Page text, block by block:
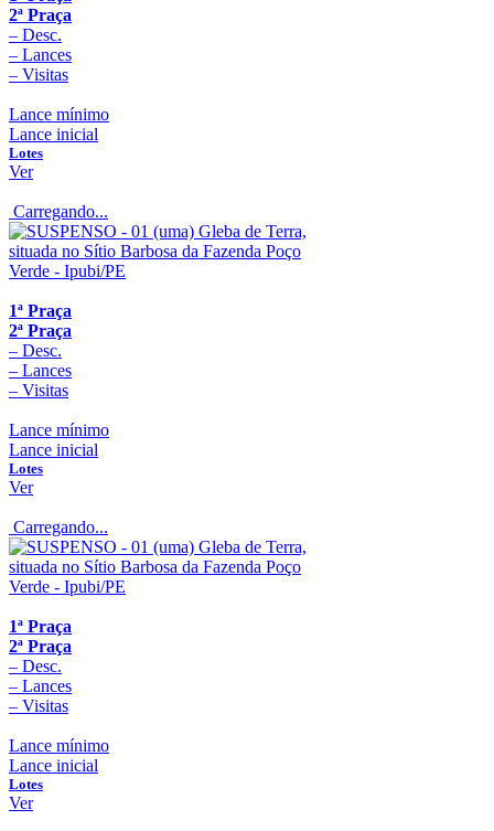
2ª Praça
– Desc.
– Lances
– Visitas
Lance mínimo
Lance inicial
Lotes
Ver
Carregando...
1ª Praça
2ª Praça
– Desc.
– Lances
– Visitas
Lance mínimo
Lance inicial
Lotes
Ver
Carregando...
1ª Praça
2ª Praça
– Desc.
– Lances
– Visitas
Lance mínimo
Lance inicial
Lotes
Ver